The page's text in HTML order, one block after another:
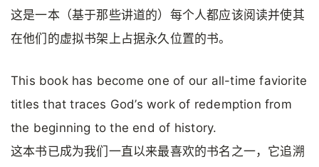
这是一本（基于那些讲道的）每个人都应该阅读并使其
在他们的虚拟书架上占据永久位置的书。
This book has become one of our all-time faviorite
titles that traces God’s work of redemption from
the beginning to the end of history.
这本书已成为我们一直以来最喜欢的书名之一，它追溯